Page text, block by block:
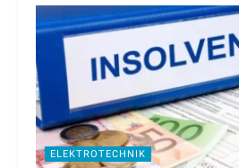
ELEKTROTECHNIK